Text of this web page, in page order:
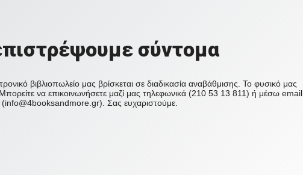
σύντομα
βιβλιοπωλείο μας βρίσκεται σε διαδικασία αναβάθμισης. Το φυσικό μας
Μπορείτε να επικοινωνήσετε μαζί μας τηλεφωνικά (210 53 13 811) ή μέσω email
(info@4booksandmore.gr). Σας ευχαριστούμε.